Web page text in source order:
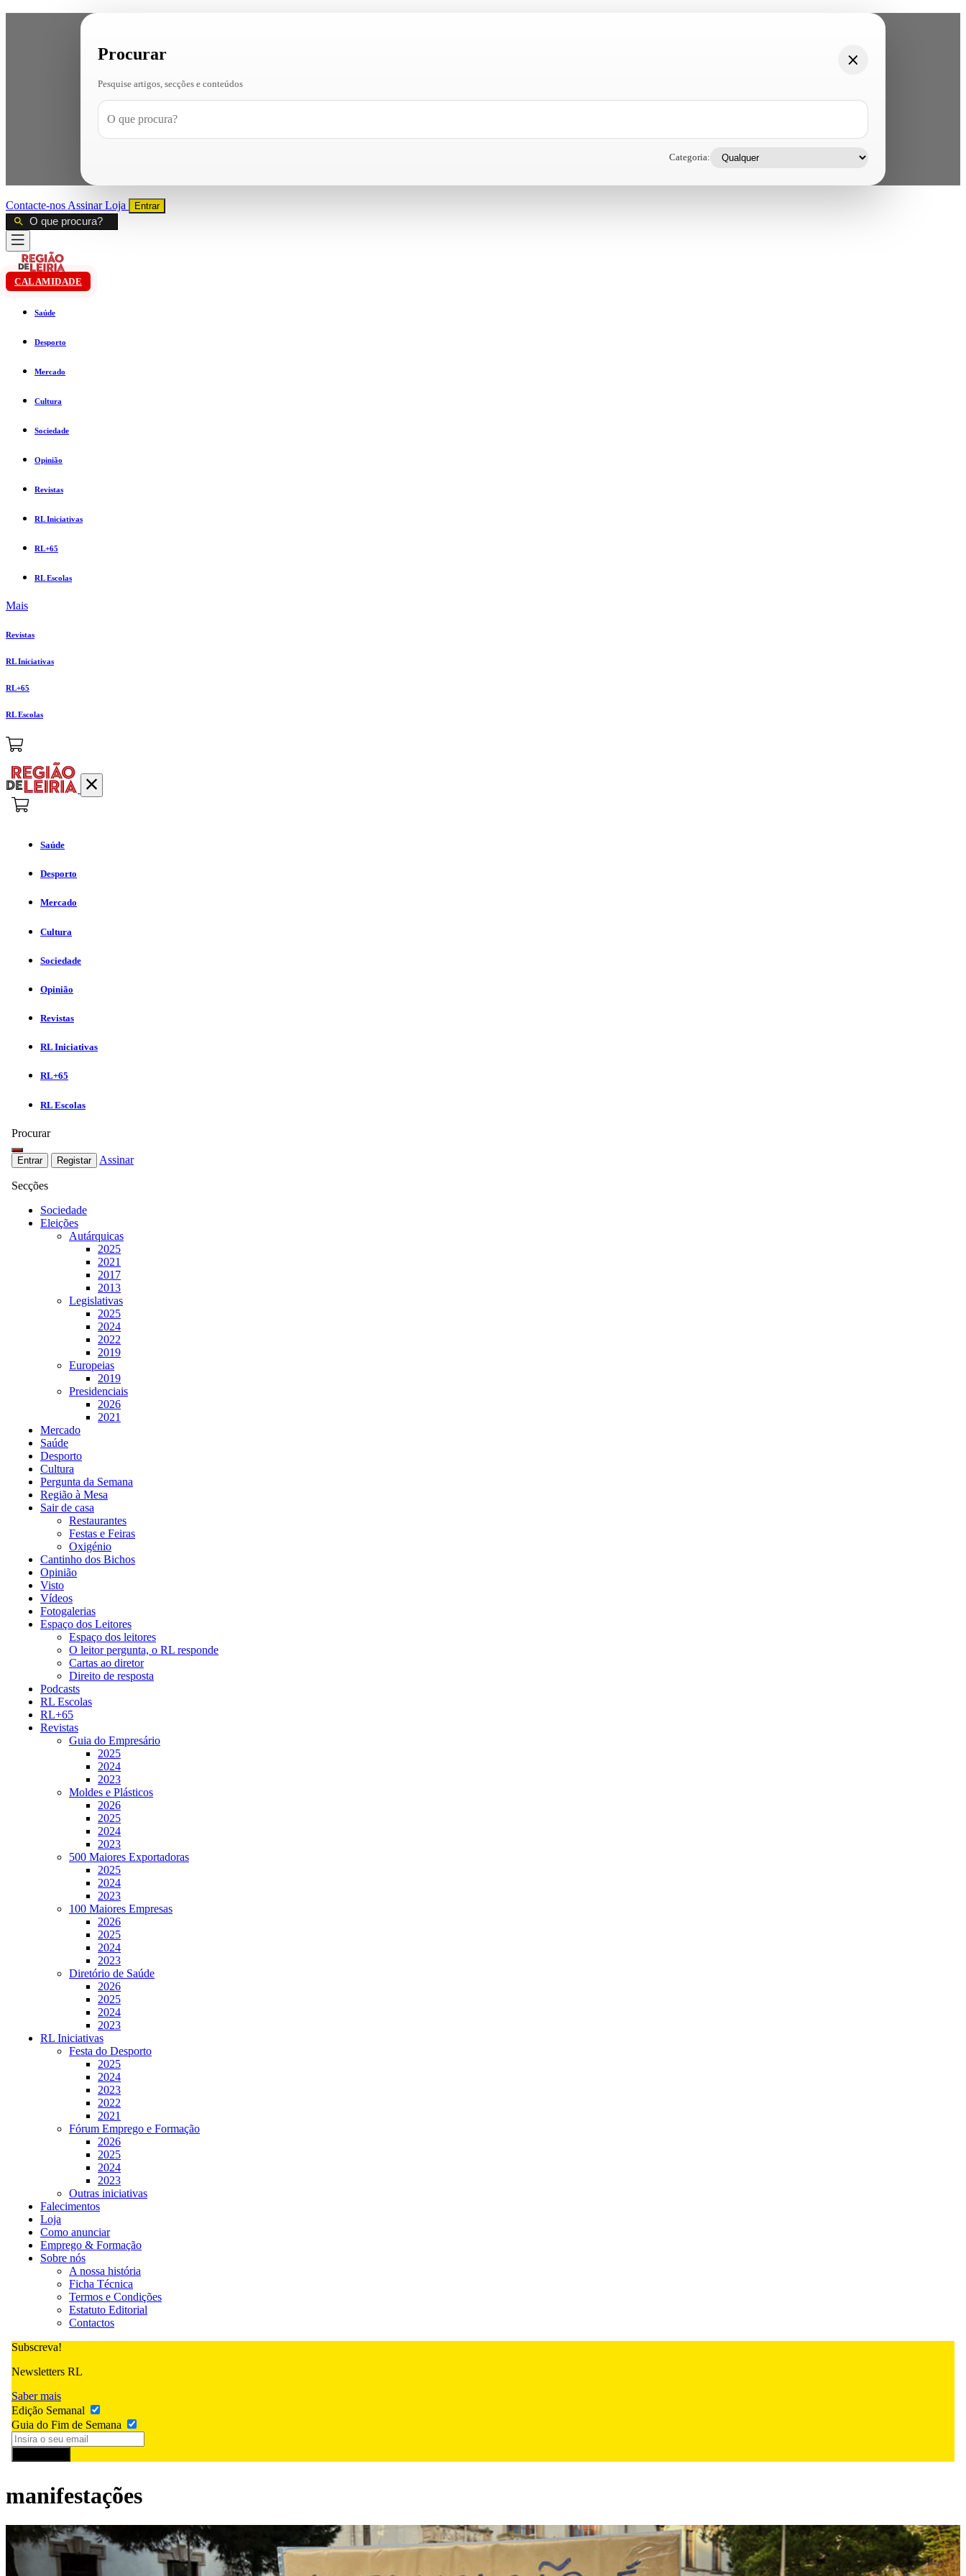
Procurar
Pesquise artigos, secções e conteúdos
Categoria:
Contacte-nos AssinarLoja Entrar
CALAMIDADE
Saúde
Desporto
Mercado
Cultura
Sociedade
Opinião
Revistas
RL Iniciativas
RL+65
RL Escolas
Mais
Revistas
RL Iniciativas
RL+65
RL Escolas
Saúde
Desporto
Mercado
Cultura
Sociedade
Opinião
Revistas
RL Iniciativas
RL+65
RL Escolas
Procurar
Entrar Registar Assinar
Secções
Sociedade
Eleições
Autárquicas
2025
2021
2017
2013
Legislativas
2025
2024
2022
2019
Europeias
2019
Presidenciais
2026
2021
Mercado
Saúde
Desporto
Cultura
Pergunta da Semana
Região à Mesa
Sair de casa
Restaurantes
Festas e Feiras
Oxigénio
Cantinho dos Bichos
Opinião
Visto
Vídeos
Fotogalerias
Espaço dos Leitores
Espaço dos leitores
O leitor pergunta, o RL responde
Cartas ao diretor
Direito de resposta
Podcasts
RL Escolas
RL+65
Revistas
Guia do Empresário
2025
2024
2023
Moldes e Plásticos
2026
2025
2024
2023
500 Maiores Exportadoras
2025
2024
2023
100 Maiores Empresas
2026
2025
2024
2023
Diretório de Saúde
2026
2025
2024
2023
RL Iniciativas
Festa do Desporto
2025
2024
2023
2022
2021
Fórum Emprego e Formação
2026
2025
2024
2023
Outras iniciativas
Falecimentos
Loja
Como anunciar
Emprego & Formação
Sobre nós
A nossa história
Ficha Técnica
Termos e Condições
Estatuto Editorial
Contactos
Subscreva!
Newsletters RL
Saber mais
Edição Semanal
Guia do Fim de Semana
manifestações